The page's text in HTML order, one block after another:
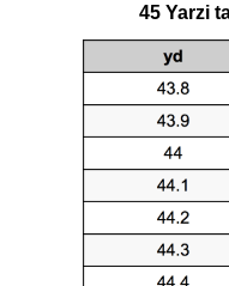
45 Yarzi